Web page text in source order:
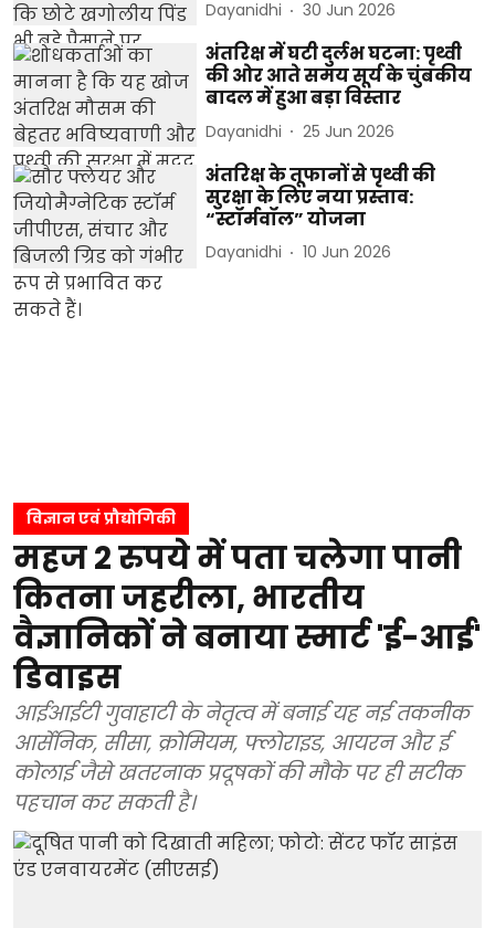
Dayanidhi 30 Jun 2026
अंतरिक्ष में घटी दुर्लभ घटना: पृथ्वी
की ओर आते समय सूर्य के चुंबकीय
बादल में हुआ बड़ा विस्तार
Dayanidhi 25 Jun 2026
अंतरिक्ष के तूफानों से पृथ्वी की
सुरक्षा के लिए नया प्रस्ताव:
“स्टॉर्मवॉल” योजना
Dayanidhi 10 Jun 2026
विज्ञान एवं प्रौद्योगिकी
महज 2 रुपये में पता चलेगा पानी
कितना जहरीला, भारतीय
वैज्ञानिकों ने बनाया स्मार्ट 'ई-आई'
डिवाइस
आईआईटी गुवाहाटी के नेतृत्व में बनाई यह नई तकनीक
आर्सेनिक, सीसा, क्रोमियम, फ्लोराइड, आयरन और ई
कोलाई जैसे खतरनाक प्रदूषकों की मौके पर ही सटीक
पहचान कर सकती है।